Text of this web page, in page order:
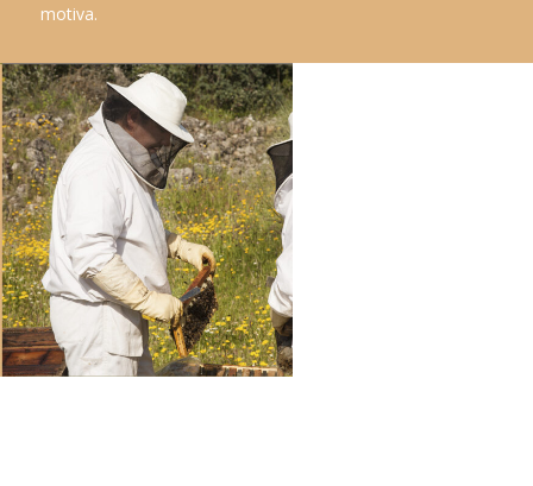
motiva.